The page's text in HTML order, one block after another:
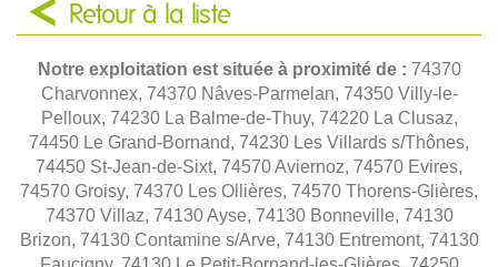
Retour à la liste
Notre exploitation est située à proximité de : 74370
Charvonnex, 74370 Nâves-Parmelan, 74350 Villy-le-
Pelloux, 74230 La Balme-de-Thuy, 74220 La Clusaz,
74450 Le Grand-Bornand, 74230 Les Villards s/Thônes,
74450 St-Jean-de-Sixt, 74570 Aviernoz, 74570 Evires,
74570 Groisy, 74370 Les Ollières, 74570 Thorens-Glières,
74370 Villaz, 74130 Ayse, 74130 Bonneville, 74130
Brizon, 74130 Contamine s/Arve, 74130 Entremont, 74130